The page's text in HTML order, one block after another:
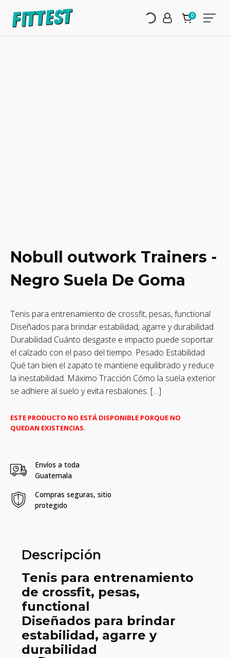
Nobull outwork Trainers -
Negro Suela De Goma
Tenis para entrenamiento de crossfit, pesas, functional
Diseñados para brindar estabilidad, agarre y durabilidad
Durabilidad Cuánto desgaste e impacto puede soportar
el calzado con el paso del tiempo. Pesado Estabilidad
Qué tan bien el zapato te mantiene equilibrado y reduce
la inestabilidad. Máximo Tracción Cómo la suela exterior
se adhiere al suelo y evita resbalones. […]
ESTE PRODUCTO NO ESTÁ DISPONIBLE PORQUE NO
QUEDAN EXISTENCIAS.
Envíos a toda
Guatemala
Compras seguras, sitio
protegido
Descripción
Tenis para entrenamiento
de crossfit, pesas,
functional
Diseñados para brindar
estabilidad, agarre y
durabilidad